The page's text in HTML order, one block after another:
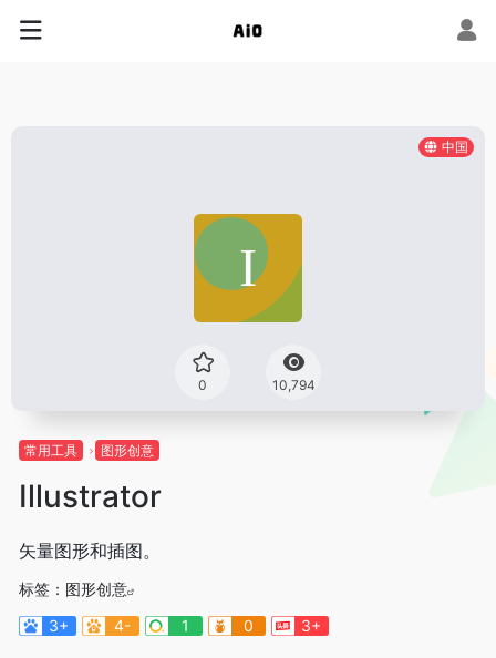
中国
0 10,794
常用工具 图形创意
Illustrator
矢量图形和插图。
标签： 图形创意
3+
4- 1 0 3+